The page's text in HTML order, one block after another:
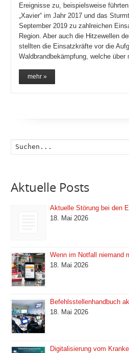
Ereignisse zu, beispielsweise
„Xavier“ im Jahr 2017 und das
September 2019 zu zahlreichen
Region. Aber auch die Hitzewellen
stellten die Einsatzkräfte vor die
Waldbrandbekämpfung, welche
mehr »
Aktuelle Posts
Aktuelle Störung bei den
18. Mai 2026
Wenn im Notfall niemand
18. Mai 2026
Befehlsstellenhandbuch
18. Mai 2026
Digitalisierung vom